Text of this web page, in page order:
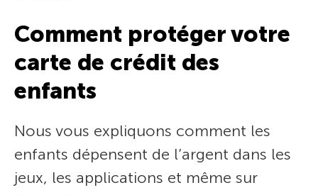
Comment protéger votre
carte de crédit des
enfants
Nous vous expliquons comment les
enfants dépensent de l’argent dans les
jeux, les applications et même sur